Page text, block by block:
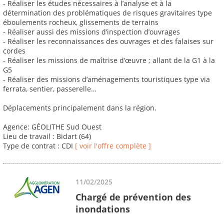
- Réaliser les études nécessaires à l’analyse et à la
détermination des problématiques de risques gravitaires type
éboulements rocheux, glissements de terrains
- Réaliser aussi des missions d’inspection d’ouvrages
- Réaliser les reconnaissances des ouvrages et des falaises sur
cordes
- Réaliser les missions de maîtrise d’œuvre ; allant de la G1 à la
G5
- Réaliser des missions d’aménagements touristiques type via
ferrata, sentier, passerelle…
Déplacements principalement dans la région.
Agence: GÉOLITHE Sud Ouest
Lieu de travail : Bidart (64)
Type de contrat : CDI [ voir l'offre complète ]
11/02/2025
Chargé de prévention des
inondations